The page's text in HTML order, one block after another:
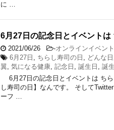
に …
6月27日の記念日とイベント
2021/06/26 -オンラインイベント
6月27日 , ちらし寿司の日 , どんな日
翼, 気になる健康, 記念日 , 誕生日 , 誕
6月27日の記念日とイベントは ち
し寿司の日】なんです。 そして
ーフ …